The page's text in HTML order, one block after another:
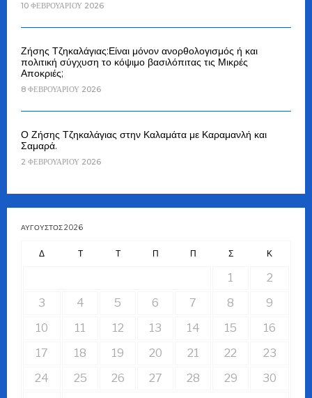
10 ΦΕΒΡΟΥΑΡΊΟΥ 2026
Ζήσης Τζηκαλάγιας:Είναι μόνον ανορθολογισμός ή και
πολιτική σύγχυση το κόψιμο βασιλόπιτας τις Μικρές
Αποκριές;
8 ΦΕΒΡΟΥΑΡΊΟΥ 2026
Ο Ζήσης Τζηκαλάγιας στην Καλαμάτα με Καραμανλή και
Σαμαρά.
2 ΦΕΒΡΟΥΑΡΊΟΥ 2026
ΑΎΓΟΥΣΤΟΣ 2026
Δ Τ Τ Π Π Σ Κ
1
2
3
4 5 6 7 8
9
10
11 12 13 14 15
16
17
18 19 20 21 22
23
24
25 26 27 28 29
30